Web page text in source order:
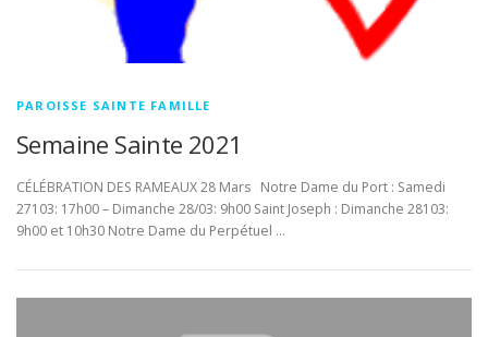
PAROISSE SAINTE FAMILLE
Semaine Sainte 2021
CÉLÉBRATION DES RAMEAUX 28 Mars Notre Dame du Port : Samedi
27103: 17h00 – Dimanche 28/03: 9h00 Saint Joseph : Dimanche 28103:
9h00 et 10h30 Notre Dame du Perpétuel …